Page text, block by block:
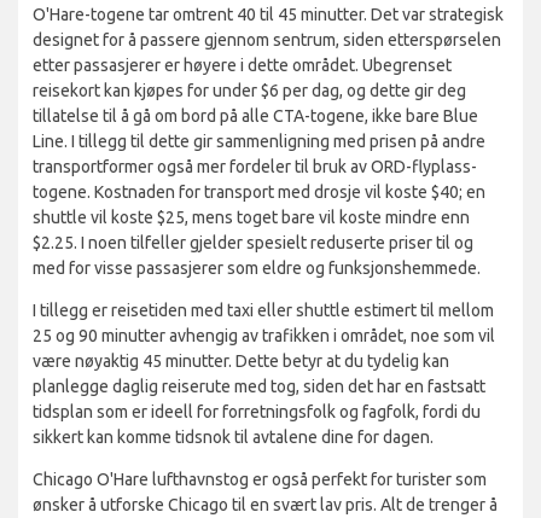
O'Hare-togene tar omtrent 40 til 45 minutter. Det var strategisk
designet for å passere gjennom sentrum, siden etterspørselen
etter passasjerer er høyere i dette området. Ubegrenset
reisekort kan kjøpes for under $6 per dag, og dette gir deg
tillatelse til å gå om bord på alle CTA-togene, ikke bare Blue
Line. I tillegg til dette gir sammenligning med prisen på andre
transportformer også mer fordeler til bruk av ORD-flyplass-
togene. Kostnaden for transport med drosje vil koste $40; en
shuttle vil koste $25, mens toget bare vil koste mindre enn
$2.25. I noen tilfeller gjelder spesielt reduserte priser til og
med for visse passasjerer som eldre og funksjonshemmede.
I tillegg er reisetiden med taxi eller shuttle estimert til mellom
25 og 90 minutter avhengig av trafikken i området, noe som vil
være nøyaktig 45 minutter. Dette betyr at du tydelig kan
planlegge daglig reiserute med tog, siden det har en fastsatt
tidsplan som er ideell for forretningsfolk og fagfolk, fordi du
sikkert kan komme tidsnok til avtalene dine for dagen.
Chicago O'Hare lufthavnstog er også perfekt for turister som
ønsker å utforske Chicago til en svært lav pris. Alt de trenger å